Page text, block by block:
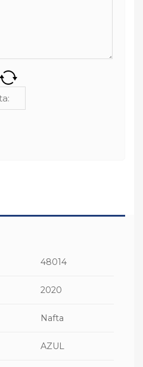
48014
2020
Nafta
AZUL